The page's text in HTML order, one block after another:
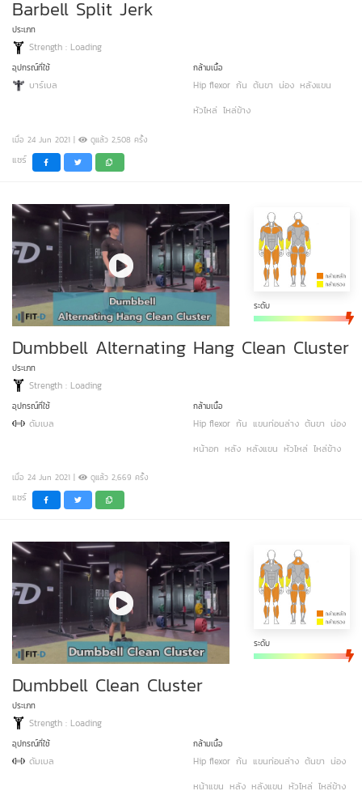
Barbell Split Jerk
ประเภท
Strength : Loading
อุปกรณ์ที่ใช้
บาร์เบล
กล้ามเนื้อ
Hip flexor ก้น ต้นขา น่อง หลังแขน
หัวไหล่ ไหล่ข้าง
เมื่อ 24 Jun 2021 | ดูแล้ว 2,508 ครั้ง
แชร์
ระดับ
Dumbbell Alternating Hang Clean Cluster
ประเภท
Strength : Loading
อุปกรณ์ที่ใช้
ดัมเบล
กล้ามเนื้อ
Hip flexor ก้น แขนท่อนล่าง ต้นขา น่อง
หน้าอก หลัง หลังแขน หัวไหล่ ไหล่ข้าง
เมื่อ 24 Jun 2021 | ดูแล้ว 2,669 ครั้ง
แชร์
ระดับ
Dumbbell Clean Cluster
ประเภท
Strength : Loading
อุปกรณ์ที่ใช้
ดัมเบล
กล้ามเนื้อ
Hip flexor ก้น แขนท่อนล่าง ต้นขา น่อง
หน้าแขน หลัง หลังแขน หัวไหล่ ไหล่ข้าง